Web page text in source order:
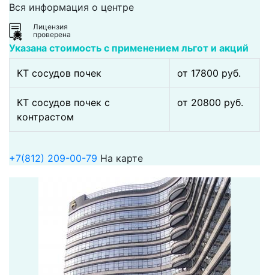
Вся информация о центре
Лицензия
проверена
Указана стоимость с применением льгот и акций
КТ сосудов почек от 17800 pуб.
КТ сосудов почек с
контрастом
от 20800 pуб.
+7(812) 209-00-79 На карте